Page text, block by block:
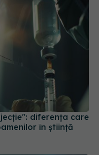
diferența care
în știință